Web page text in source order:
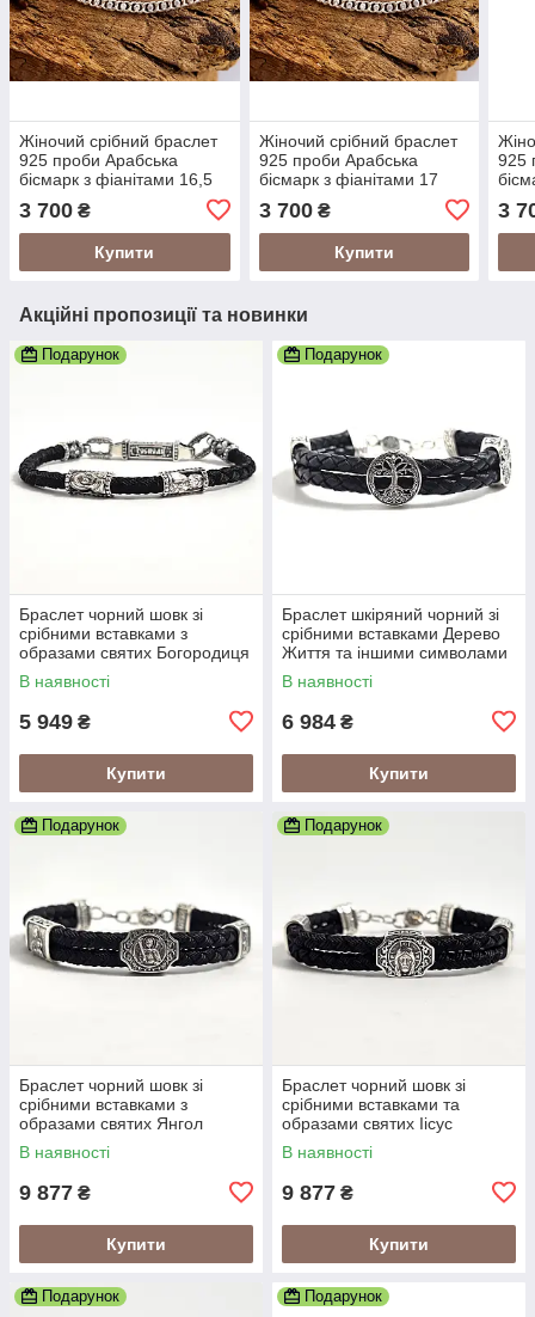
Жіночий срібний браслет
925 проби Арабська
бісмарк з фіанітами 16,5
3 700 ₴
Купити
Жіночий срібний браслет
925 проби Арабська
бісмарк з фіанітами 17
3 700₴
Купити
925
3
Акційні пропозиції та новинки
Подарунок
Браслет чорний шовк зі
срібними вставками з
образами святих Богородиця
та Спаситель
В наявності
5 949 ₴
Купити
Подарунок
Браслет шкіряний чорний зі
срібними вставками Дерево
Життя та іншими символами
В наявності
6 984 ₴
Купити
Подарунок
Браслет чорний шовк зі
срібними вставками з
образами святих Янгол
Охоронець
В наявності
9 877 ₴
Купити
Подарунок
Браслет чорний шовк зі
срібними вставками та
образами святих Іісус
Христос
В наявності
9 877 ₴
Купити
Подарунок Подарунок